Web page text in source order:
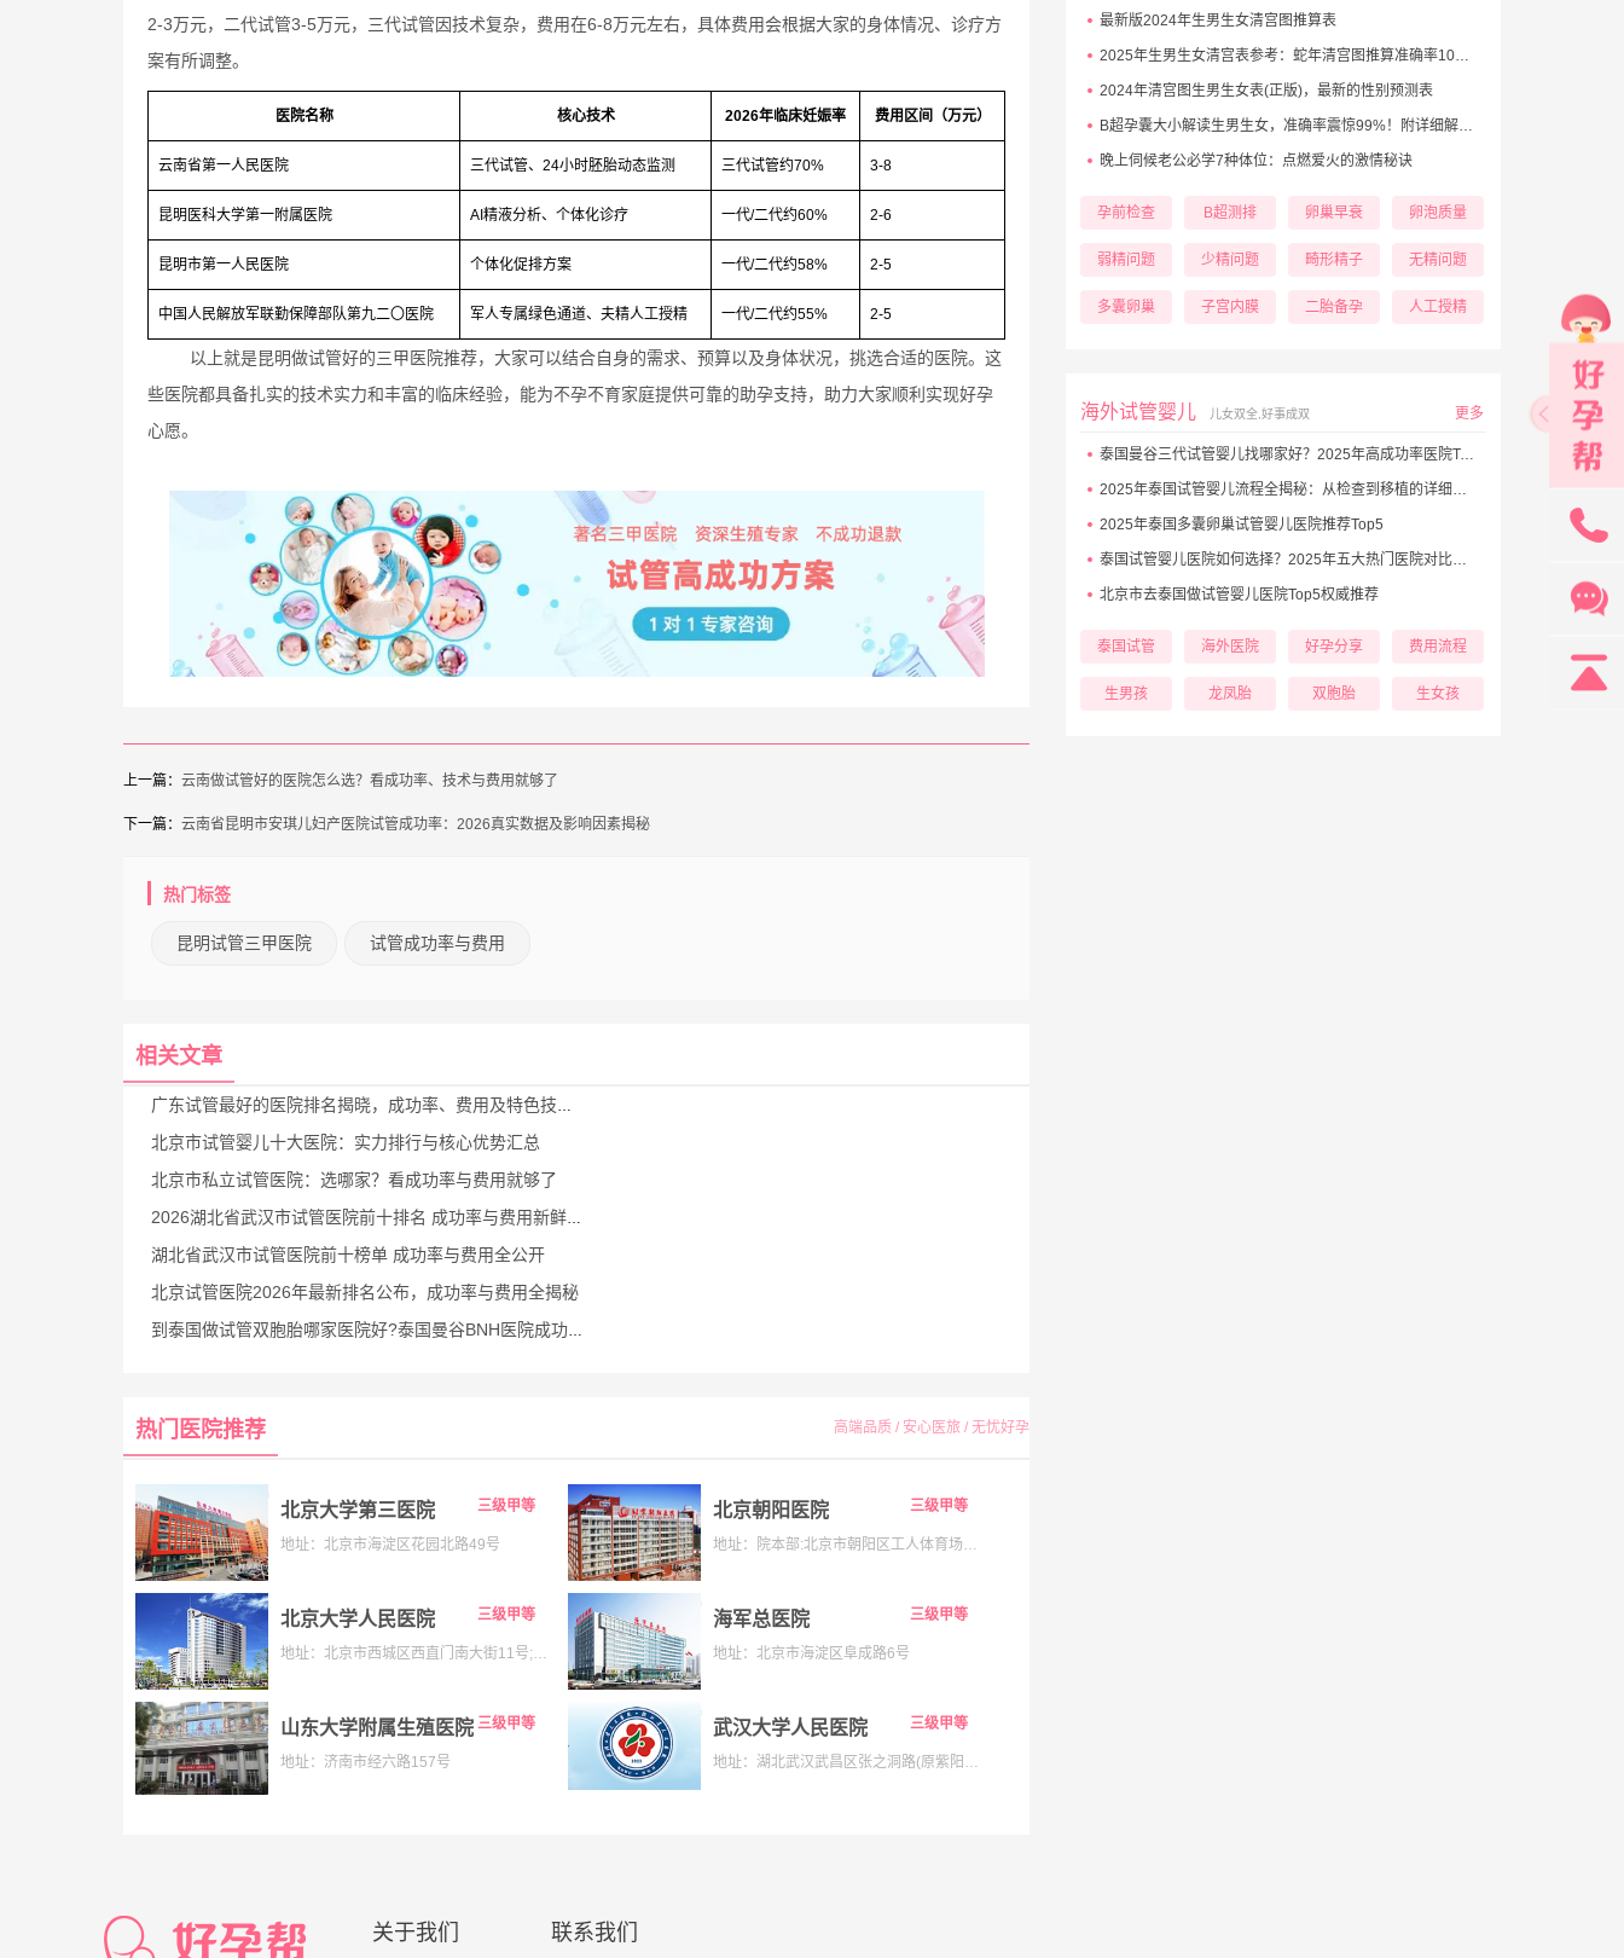
2-3万元，二代试管3-5万元，三代试管因技术复杂，费用在6-8万元左右，具体费用会根据大家的身体情况、诊疗方
案有所调整。
医院名称 核心技术 2026年临床妊娠率 费用区间（万元）
云南省第一人民医院 三代试管、24小时胚胎动态监测 三代试管约70% 3-8
昆明医科大学第一附属医院 AI精液分析、个体化诊疗 一代/二代约60% 2-6
昆明市第一人民医院 个体化促排方案 一代/二代约58% 2-5
中国人民解放军联勤保障部队第九二〇医院 军人专属绿色通道、夫精人工授精 一代/二代约55% 2-5
以上就是昆明做试管好的三甲医院推荐，大家可以结合自身的需求、预算以及身体状况，挑选合适的医院。这
些医院都具备扎实的技术实力和丰富的临床经验，能为不孕不育家庭提供可靠的助孕支持，助力大家顺利实现好孕
心愿。
上一篇： 云南做试管好的医院怎么选？看成功率、技术与费用就够了
下一篇： 云南省昆明市安琪儿妇产医院试管成功率：2026真实数据及影响因素揭秘
热门标签
昆明试管三甲医院 试管成功率与费用
相关文章
广东试管最好的医院排名揭晓，成功率、费用及特色技术一览
北京市试管婴儿十大医院：实力排行与核心优势汇总
北京市私立试管医院：选哪家？看成功率与费用就够了
2026湖北省武汉市试管医院前十排名 成功率与费用新鲜出炉
湖北省武汉市试管医院前十榜单 成功率与费用全公开
北京试管医院2026年最新排名公布，成功率与费用全揭秘
到泰国做试管双胞胎哪家医院好?泰国曼谷BNH医院成功率及费用一览
热门医院推荐 高端品质 / 安心医旅 / 无忧好孕
北京大学第三医院 三级甲等
地址：北京市海淀区花园北路49号
北京朝阳医院 三级甲等
北京大学人民医院 三级甲等 海军总医院 三级甲等
地址：北京市海淀区阜成路6号
山东大学附属生殖医院 三级甲等
地址：济南市经六路157号
武汉大学人民医院 三级甲等
最新版2024年生男生女清宫图推算表
2025年生男生女清宫表参考：蛇年清宫图推算准确率100%！
2024年清宫图生男生女表(正版)，最新的性别预测表
B超孕囊大小解读生男生女，准确率震惊99%！附详细解析表！
晚上伺候老公必学7种体位：点燃爱火的激情秘诀
孕前检查 B超测排 卵巢早衰 卵泡质量
弱精问题 少精问题 畸形精子 无精问题
多囊卵巢 子宫内膜 二胎备孕 人工授精
海外试管婴儿 儿女双全,好事成双 更多
泰国曼谷三代试管婴儿找哪家好？2025年高成功率医院Top5推荐
2025年泰国试管婴儿流程全揭秘：从检查到移植的详细步骤
2025年泰国多囊卵巢试管婴儿医院推荐Top5
泰国试管婴儿医院如何选择？2025年五大热门医院对比与避坑秘诀
北京市去泰国做试管婴儿医院Top5权威推荐
泰国试管 海外医院 好孕分享 费用流程
生男孩 龙凤胎 双胞胎 生女孩
关于我们 联系我们